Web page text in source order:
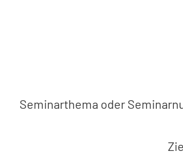
Seminarthema oder